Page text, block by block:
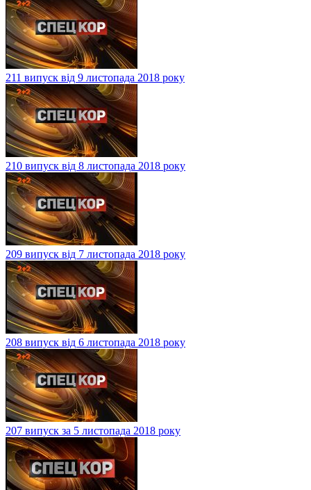
211 випуск від 9 листопада 2018 року
210 випуск від 8 листопада 2018 року
209 випуск від 7 листопада 2018 року
208 випуск від 6 листопада 2018 року
207 випуск за 5 листопада 2018 року